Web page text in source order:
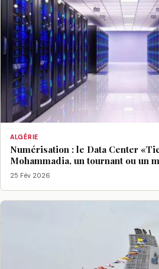
ALGÉRIE
Numérisation : le Data Center
Mohammadia, un tournant ou un
25 Fév 2026